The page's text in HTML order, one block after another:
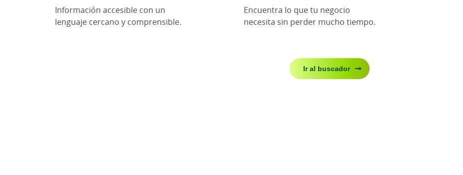
Información accesible con un
lenguaje cercano y comprensible.
Encuentra lo que tu negocio
necesita sin perder mucho tiempo.
Ir al buscador